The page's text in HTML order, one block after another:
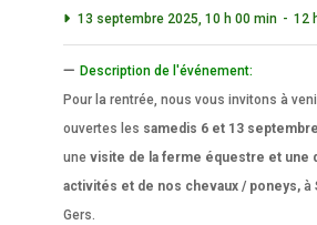
13 septembre 2025, 10 h 00 min - 12
Description de l'événement:
Pour la rentrée, nous vous invitons à
ouvertes les samedis 6 et 13
une visite de la ferme équestre et une
activités et de nos chevaux / poneys,à
Gers.